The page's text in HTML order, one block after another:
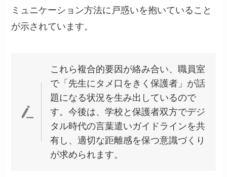
ミュニケーション方法に戸惑いを抱いていること
が示されています。
これら複合的要因が絡み合い、職員室
で「先生にタメ口をきく保護者」が話
題になる状況を生み出しているので
す。今後は、学校と保護者双方でデジ
タル時代の言葉遣いガイドラインを共
有し、適切な距離感を保つ意識づくり
が求められます。